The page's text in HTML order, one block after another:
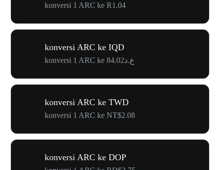
konversi 1 ARC ke R1.04
konversi ARC ke IQD
konversi 1 ARC ke ع.د84.02
konversi ARC ke TWD
konversi 1 ARC ke NT$2.08
konversi ARC ke DOP